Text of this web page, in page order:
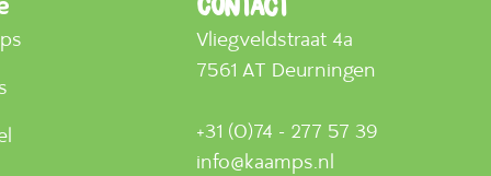
Contact
Vliegveldstraat 4a
7561 AT Deurningen
+31 (0)74 - 277 57 39
info@kaamps.nl